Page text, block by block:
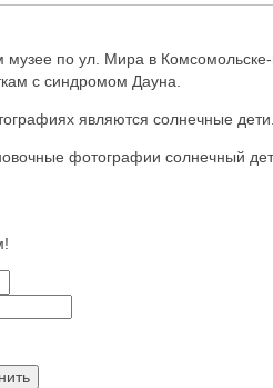
музее по ул. Мира в
с синдромом Дауна.
являются солнечные дети.
фотографии солнечный